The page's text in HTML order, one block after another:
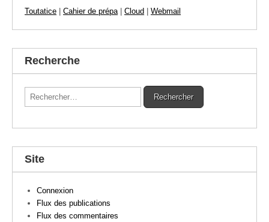
Toutatice Cahier de prépa| Cloud Webmail
Recherche
Rechercher :
Site
Connexion
Flux des publications
Flux des commentaires